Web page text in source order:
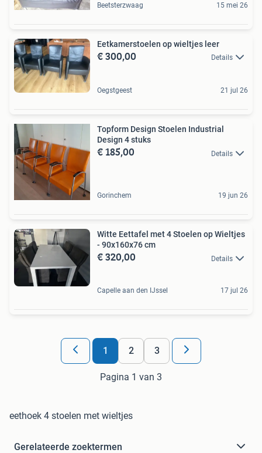
Beetsterzwaag 15 mei 26
Eetkamerstoelen op wieltjes leer
€ 300,00 Details
Oegstgeest 21 jul 26
Topform Design Stoelen Industrial
Design 4 stuks
€ 185,00 Details
Gorinchem 19 jun 26
Witte Eettafel met 4 Stoelen op Wieltjes
- 90x160x76 cm
€ 320,00 Details
Capelle aan den IJssel 17 jul 26
1 2 3
Pagina 1 van 3
eethoek 4 stoelen met wieltjes
Gerelateerde zoektermen